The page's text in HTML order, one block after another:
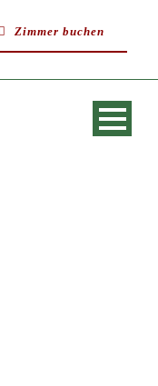
Zimmer buchen